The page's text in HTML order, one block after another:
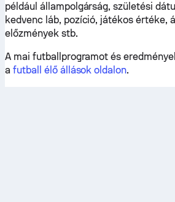
például állampolgárság, születési
kedvenc láb, pozíció, játékos értéke,
előzmények stb.
A mai futballprogramot és
a futball élő állások oldalon.